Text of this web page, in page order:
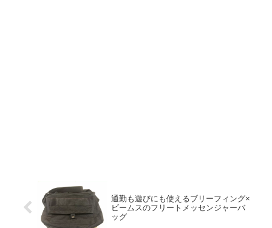
通勤も遊びにも使えるブリーフィング×
ビームスのフリートメッセンジャーバ
ッグ